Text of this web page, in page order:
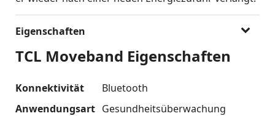
Eigenschaften
TCL Moveband Eigenschaften
Konnektivität
Bluetooth
Anwendungsart Gesundheitsüberwachung